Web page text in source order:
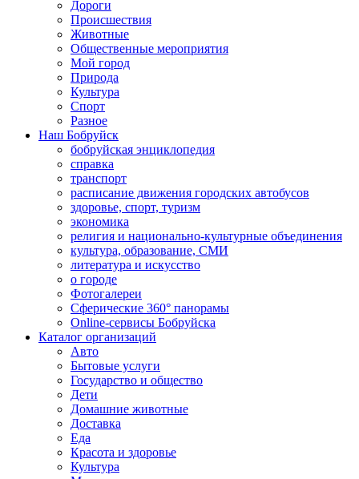
Дороги
Происшествия
Животные
Общественные мероприятия
Мой город
Природа
Культура
Спорт
Разное
Наш Бобруйск
бобруйская энциклопедия
справка
транспорт
расписание движения городских автобусов
здоровье, спорт, туризм
экономика
религия и национально-культурные объединения
культура, образование, СМИ
литература и искусство
о городе
Фотогалереи
Сферические 360° панорамы
Online-сервисы Бобруйска
Каталог организаций
Авто
Бытовые услуги
Государство и общество
Дети
Домашние животные
Доставка
Еда
Красота и здоровье
Культура